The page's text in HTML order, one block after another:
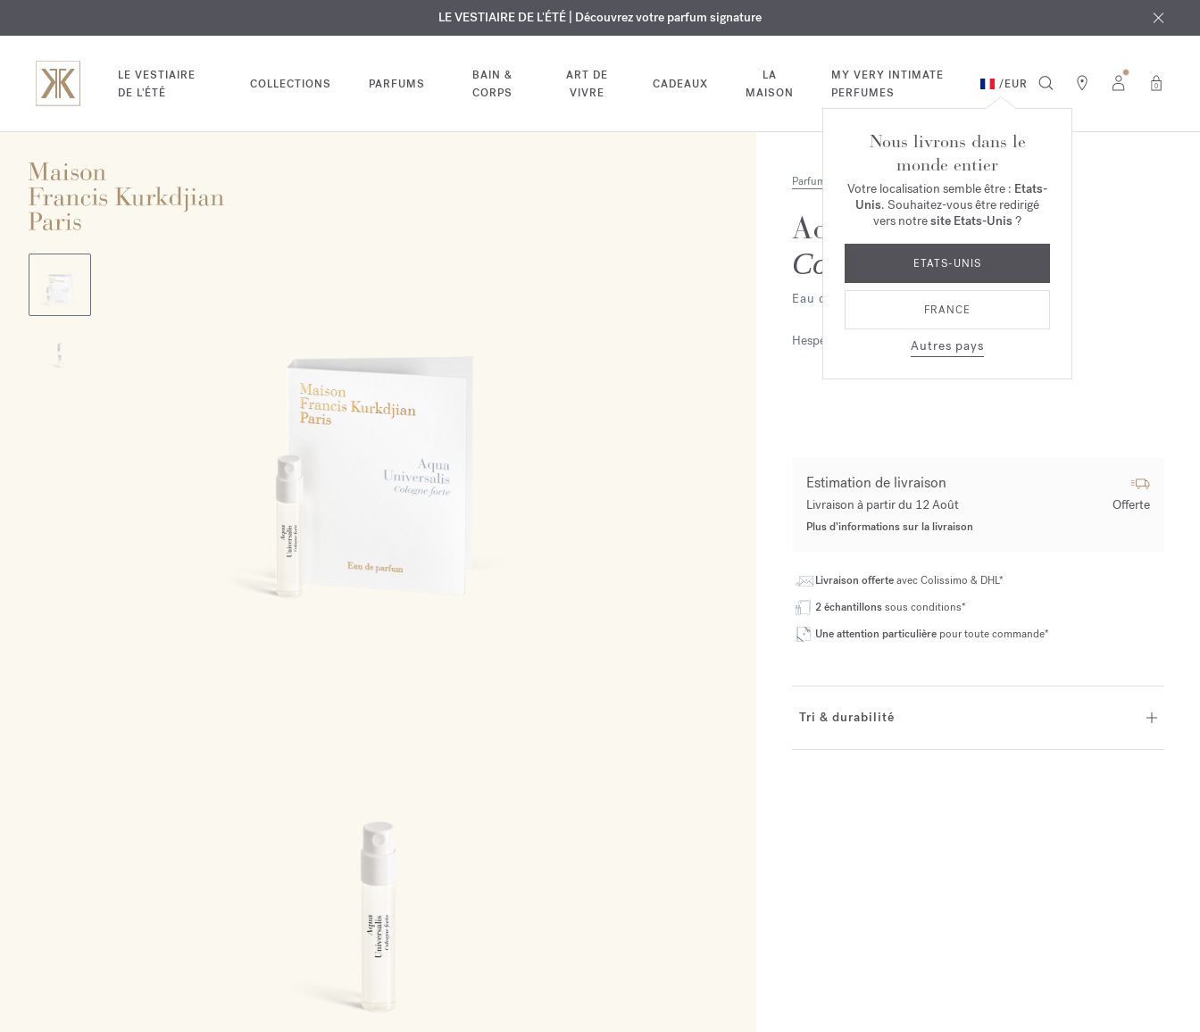
EXCLUSIF | Découvrez le nouveau parfum OUDvelvet mooddans votre commande*
GRAVURE OFFERTE | Sur tous les parfums et huiles pour le corps jusqu'au 9 août
LE VESTIAIRE DE L'ÉTÉ | Découvrez votre parfum signature
LE VESTIAIRE
DE L'ÉTÉ
COLLECTIONS PARFUMS
BAIN &
CORPS
ART DE
VIVRE
CADEAUX
LA
MAISON
MY VERY INTIMATE
PERFUMES
/EUR 0
Nous livrons dans le
monde entier
Votre localisation semble être : Etats-
Unis. Souhaitez-vous être redirigé
vers notresite Etats-Unis ?
ETATS-UNIS
FRANCE
Autres pays
Parfums
Aqua Universalis
Cologne forte
Eau de parfum 2ml
Hespéridée
Estimation de livraison
Livraison à partir du 12 Août Offerte
Plus d’informations sur la livraison
Livraison offerteavec Colissimo & DHL*
2 échantillonssous conditions*
Une attention particulière pour toute commande*
Tri & durabilité